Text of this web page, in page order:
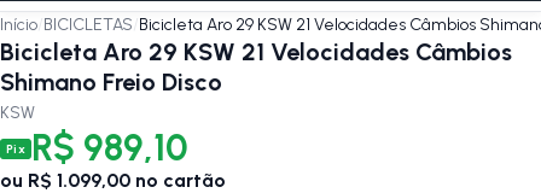
Início/BICICLETAS/Bicicleta Aro 29 KSW 21 Velocidades Câmbios
Bicicleta Aro 29 KSW 21 Velocidades Câmbios
Shimano Freio Disco
KSW
Pix R$ 989,10
ou R$ 1.099,00 no cartão